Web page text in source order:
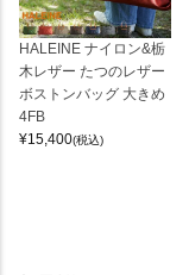
HALEINE ナイロン&栃
木レザー たつのレザー
ボストンバッグ 大きめ
4FB
¥15,400(税込)